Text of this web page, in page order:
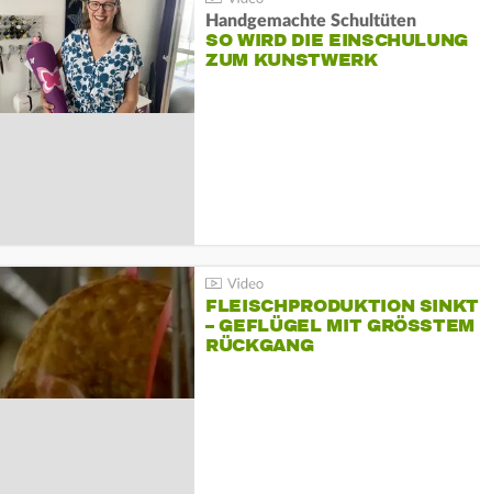
Handgemachte Schultüten
SO WIRD DIE EINSCHULUNG
ZUM KUNSTWERK
FLEISCHPRODUKTION SINKT
– GEFLÜGEL MIT GRÖSSTEM R
ÜCKGANG